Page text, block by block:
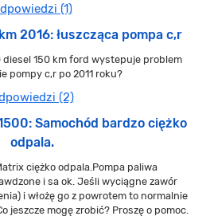
(1)
2016: łuszcząca pompa c,r
150 km ford wystepuje problem
pompy c,r po 2011 roku?
(2)
Samochód bardzo ciężko
odpala.
ciężko odpala.Pompa paliwa
i sa ok. Jeśli wyciągne zawór
i włożę go z powrotem to normalnie
jeszcze mogę zrobić? Proszę o pomoc.